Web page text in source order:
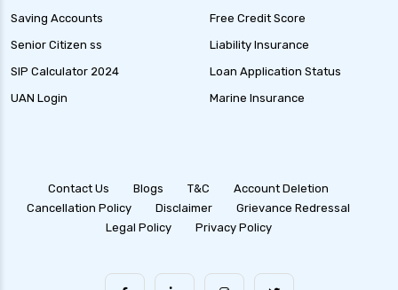
Saving Accounts
Senior Citizen ss
SIP Calculator 2024
UAN Login
Free Credit Score
Liability Insurance
Loan Application Status
Marine Insurance
Contact Us Blogs T&C
Account Deletion
Cancellation Policy
Disclaimer
Grievance Redressal
Legal Policy
Privacy Policy